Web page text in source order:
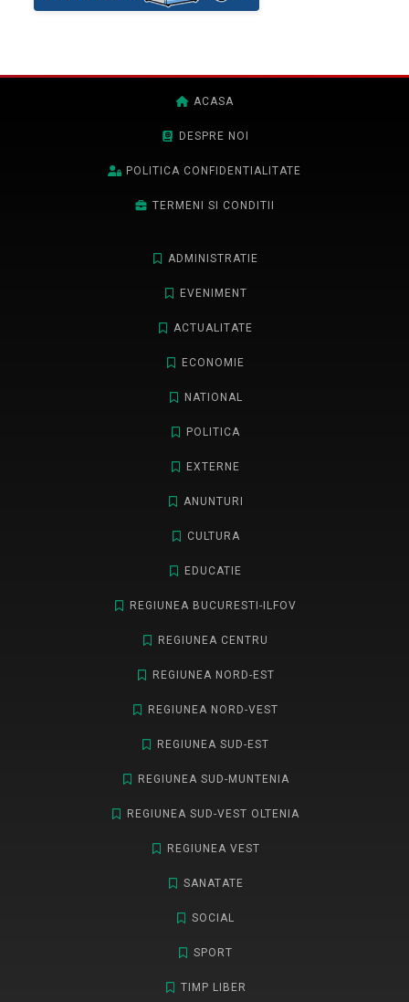
ACASA
DESPRE NOI
POLITICA CONFIDENTIALITATE
TERMENI SI CONDITII
ADMINISTRATIE
EVENIMENT
ACTUALITATE
ECONOMIE
NATIONAL
POLITICA
EXTERNE
ANUNTURI
CULTURA
EDUCATIE
REGIUNEA BUCURESTI-ILFOV
REGIUNEA CENTRU
REGIUNEA NORD-EST
REGIUNEA NORD-VEST
REGIUNEA SUD-EST
REGIUNEA SUD-MUNTENIA
REGIUNEA SUD-VEST OLTENIA
REGIUNEA VEST
SANATATE
SOCIAL
SPORT
TIMP LIBER